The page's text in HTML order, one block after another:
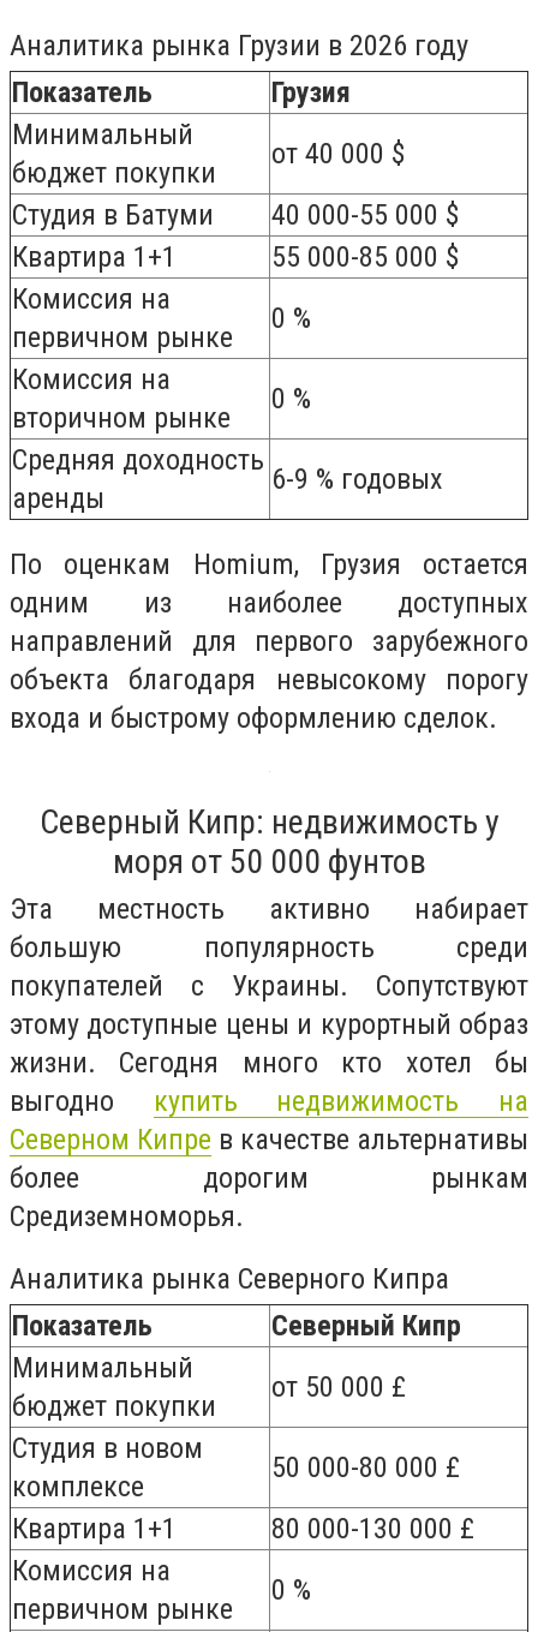
Аналитика рынка Грузии в 2026 году
Показатель
Грузия
Минимальный
бюджет покупки
от 40 000 $
Студия в Батуми
40 000-55 000 $
Квартира 1+1
55 000-85 000 $
Комиссия на
первичном рынке
0 %
Комиссия на
вторичном рынке
0 %
Средняя доходность
аренды
6-9 % годовых
По оценкам Homium, Грузия остается
одним из наиболее доступных
направлений для первого зарубежного
объекта благодаря невысокому порогу
входа и быстрому оформлению сделок.
Северный Кипр: недвижимость у
моря от 50 000 фунтов
Эта местность активно набирает
большую популярность среди
покупателей с Украины. Сопутствуют
этому доступные цены и курортный образ
жизни. Сегодня много кто хотел бы
выгодно купить недвижимость на
Северном Кипре в качестве альтернативы
более дорогим рынкам
Средиземноморья.
Аналитика рынка Северного Кипра
Показатель
Северный Кипр
Минимальный
бюджет покупки
от 50 000 £
Студия в новом
комплексе
50 000-80 000 £
Квартира 1+1
80 000-130 000 £
Комиссия на
первичном рынке
0 %